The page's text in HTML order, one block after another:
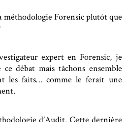
Forensic plutôt que
expert en Forensic, je
débat mais tâchons ensemble
les faits… comme le ferait une